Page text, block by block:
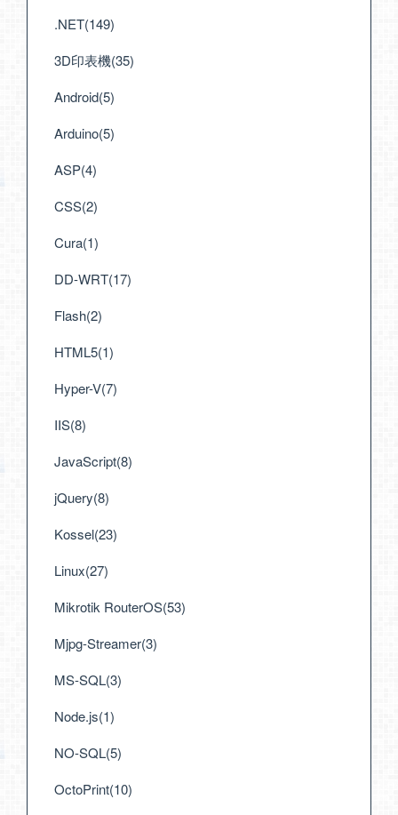
.NET(149)
3D印表機(35)
Android(5)
Arduino(5)
ASP(4)
CSS(2)
Cura(1)
DD-WRT(17)
Flash(2)
HTML5(1)
Hyper-V(7)
IIS(8)
JavaScript(8)
jQuery(8)
Kossel(23)
Linux(27)
Mikrotik RouterOS(53)
Mjpg-Streamer(3)
MS-SQL(3)
Node.js(1)
NO-SQL(5)
OctoPrint(10)